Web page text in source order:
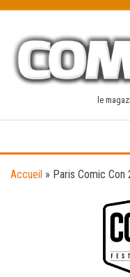
content
le
Accueil » Paris Comic Con